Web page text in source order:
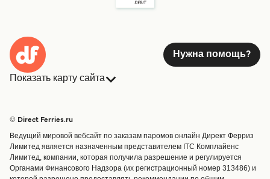
Нужна помощь?
Показать карту сайта
Страны
Обслуживание клиентов
Операторы
Маршруты и порты
Special Offers
Грузоперевозки
© Direct Ferries.ru
Ведущий мировой вебсайт по заказам паромов онлайн Директ Ферриз
Лимитед является назначенным представителем ITC Комплайенс
Лимитед, компании, которая получила разрешение и регулируется
Органами Финансового Надзора (их регистрационный номер 313486) и